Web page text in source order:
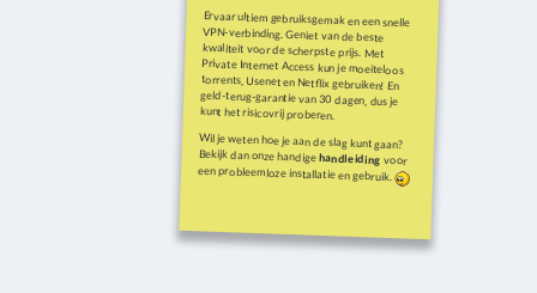
Ervaar ultiem gebruiksgemak en een snelle
VPN-verbinding. Geniet van de beste
kwaliteit voor de scherpste prijs. Met
Private Internet Access kun je moeiteloos
torrents, Usenet en Netflix gebruiken! En
geld-terug-garantie van 30 dagen, dus je
kunt het risicovrij proberen.
Wil je weten hoe je aan de slag kunt gaan?
Bekijk dan onze handigehandleiding voor
een probleemloze installatie en gebruik.